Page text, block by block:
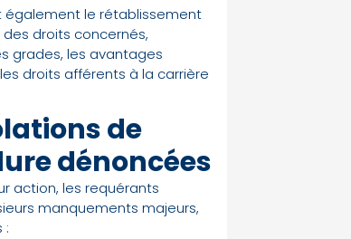
également le rétablissement
des droits concernés,
grades, les avantages
droits afférents à la carrière
de
dénoncées
action, les requérants
manquements majeurs,
: